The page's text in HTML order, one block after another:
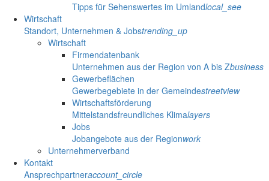
Tipps für Sehenswertes im Umlandlocal_see
Wirtschaft
Standort, Unternehmen & Jobstrending_up
Wirtschaft
Firmendatenbank
Unternehmen aus der Region von A bis Zbusiness
Gewerbeflächen
Gewerbegebiete in der Gemeindestreetview
Wirtschaftsförderung
Mittelstandsfreundliches Klimalayers
Jobs
Jobangebote aus der Regionwork
Unternehmerverband
Kontakt
Ansprechpartneraccount_circle